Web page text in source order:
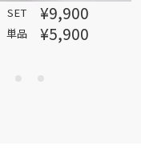
SET ¥9,900
単品 ¥5,900